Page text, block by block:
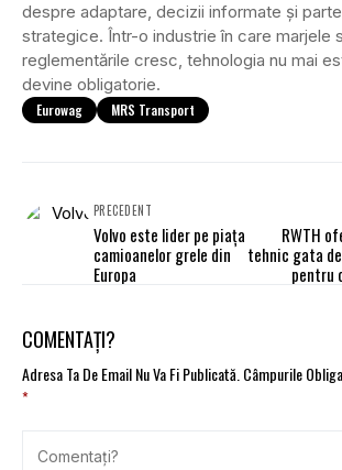
despre adaptare, decizii informate și
strategice. Într-o industrie în care marjele
reglementările cresc, tehnologia nu mai
devine obligatorie.
Eurowag MRS Transport
PRECEDENT
Volvo este lider pe piața
camioanelor grele din
Europa
RWTH
tehnic gata
pentru
COMENTAȚI?
Adresa Ta De Email Nu Va Fi Publicată. Câmpurile
*